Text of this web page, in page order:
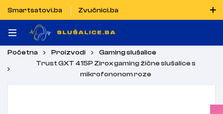
Smartsatovi.ba
Zvučnici.ba
Naručiti možete i porukom putem Vibera i WhatsAppa
Početna Proizvodi
Gaming slušalice
Trust GXT 415P Zirox gaming žične slušalice s
mikrofononom roze